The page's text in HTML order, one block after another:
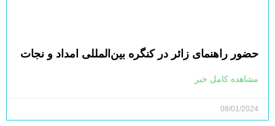
حضور راهنمای زائر در کنگره بین‌المللی امداد و نجات
مشاهده کامل خبر
08/01/2024